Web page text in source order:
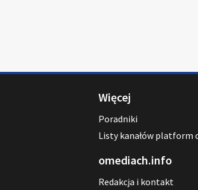
Więcej
Poradniki
Listy kanałów platform
omediach.info
Redakcja i kontakt